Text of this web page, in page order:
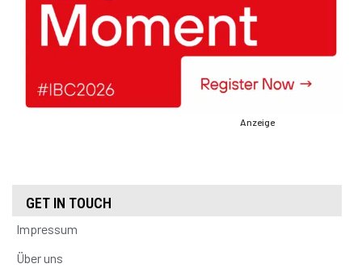
Anzeige
GET IN TOUCH
Impressum
Über uns